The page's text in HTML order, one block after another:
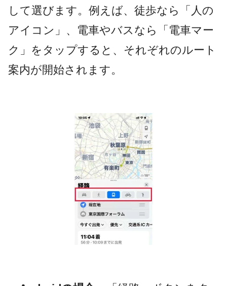
して選びます。例えば、徒歩なら「人の
アイコン」、電車やバスなら「電車マー
ク」をタップすると、それぞれのルート
案内が開始されます。